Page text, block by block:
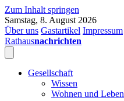
Zum Inhalt springen
Samstag, 8. August 2026
Über uns Gastartikel Impressum
Rathausnachrichten
Gesellschaft
Wissen
Wohnen und Leben